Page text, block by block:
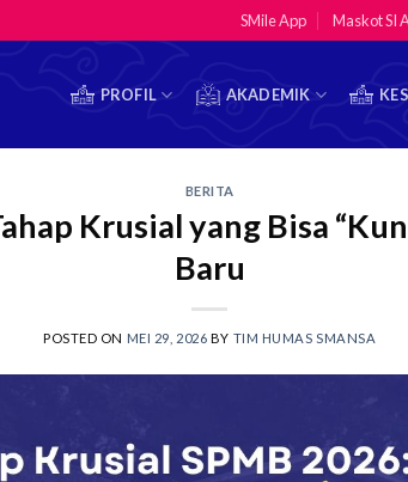
SMile App Maskot SI
PROFIL AKADEMIK
BERITA
Krusial yang Bisa
Baru
POSTED ON MEI 29, 2026 BY TIM HUMAS SMANSA